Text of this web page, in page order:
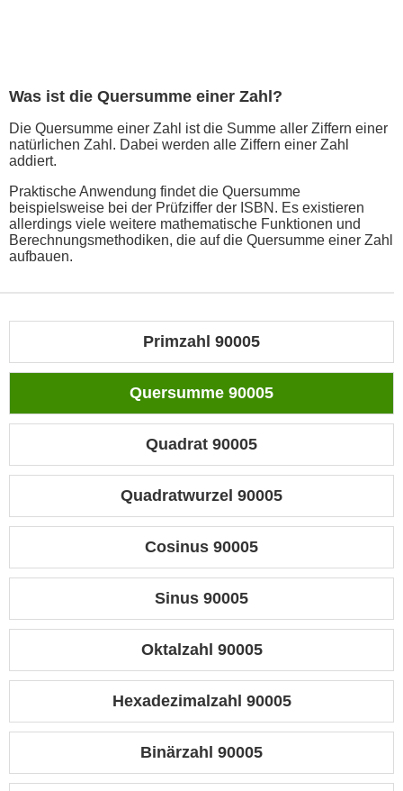
Was ist die Quersumme einer Zahl?
Die Quersumme einer Zahl ist die Summe aller Ziffern einer
natürlichen Zahl. Dabei werden alle Ziffern einer Zahl
addiert.
Praktische Anwendung findet die Quersumme
beispielsweise bei der Prüfziffer der ISBN. Es existieren
allerdings viele weitere mathematische Funktionen und
Berechnungsmethodiken, die auf die Quersumme einer Zahl
aufbauen.
Primzahl 90005
Quersumme 90005
Quadrat 90005
Quadratwurzel 90005
Cosinus 90005
Sinus 90005
Oktalzahl 90005
Hexadezimalzahl 90005
Binärzahl 90005